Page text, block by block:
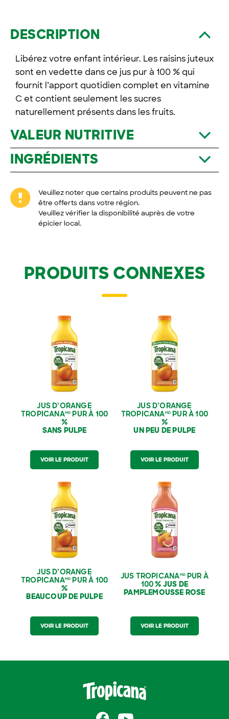
DESCRIPTION
Libérez votre enfant intérieur. Les raisins juteux
sont en vedette dans ce jus pur à 100 % qui
fournit l’apport quotidien complet en vitamine
C et contient seulement les sucres
naturellement présents dans les fruits.
VALEUR NUTRITIVE
INGRÉDIENTS
Veuillez noter que certains produits peuvent ne pas
être offerts dans votre région.
Veuillez vérifier la disponibilité auprès de votre
épicier local.
PRODUITS CONNEXES
Jus D’orange
TropicanaMDPur À
100 % ‑ Sans Pulpe
JUS D’ORANGE
TROPICANAMD PUR À 100
%
SANS PULPE
VOIR LE PRODUIT
Jus D’orange
TropicanaMDPur À
100 % ‑ Un Peu De
JUS D’ORANGE
TROPICANAMD PUR À 100
%
UN PEU DE PULPE
VOIR LE PRODUIT
Jus D’orange
TropicanaMDPur À
100 % ‑ Beaucoup De
JUS D’ORANGE
TROPICANAMD PUR À 100
%
BEAUCOUP DE PULPE
VOIR LE PRODUIT
Jus Tropicana
100 % Jus De
Pamplemousse Rose
JUS TROPICANAMDPUR À
100 % JUS DE
PAMPLEMOUSSE ROSE
VOIR LE PRODUIT